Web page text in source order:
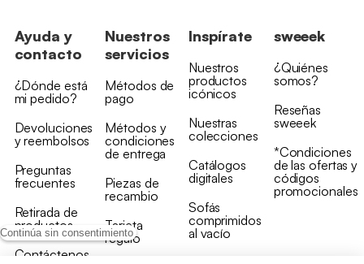
Continúa sin consentimiento
Ayuda y
contacto
¿Dónde está
mi pedido?
Devoluciones
y reembolsos
Preguntas
frecuentes
Retirada de
productos
Contáctenos
Nuestros
servicios
Métodos de
pago
Métodos y
condiciones
de entrega
Piezas de
recambio
Tarjeta
regalo
Inspírate
Nuestros
productos
icónicos
Nuestras
colecciones
Catálogos
digitales
Sofás
comprimidos
al vacío
sweeek
¿Quiénes
somos?
Reseñas
sweeek
*Condiciones
de las ofertas y
códigos
promocionales